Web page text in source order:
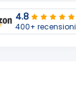
4.8
400+ recensioni